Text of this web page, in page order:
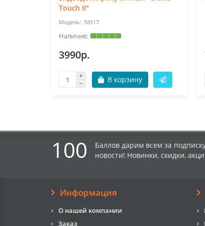
Touch II"
58517
3990р.
В корзину
100
Баллов дарим всем за
новости! Новинки, скидки,
Информация
О нашей компании
Заказ